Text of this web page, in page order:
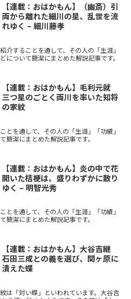
【連載：おはかもん】（幽斎）引
両から離れた細川の星、乱世を流
れゆく – 細川藤孝
介することを通して、その人の「生涯」
について簡潔にまとめた解説記事です。
【連載：おはかもん】毛利元就
三つ星のごとく両川を率いた知将
の家紋
とを通して、その人の「生涯」「功績」
簡潔にまとめた解説記事です。
【連載：おはかもん】炎の中で花
開いた桔梗は、盛りわずかに散り
ゆく – 明智光秀
とを通して、その人の「生涯」「功績」
簡潔にまとめた解説記事です。
【連載：おはかもん】大谷吉継
石田三成との義を選び、関ヶ原に
潰えた蝶
は「対い蝶」といわれています。大谷吉